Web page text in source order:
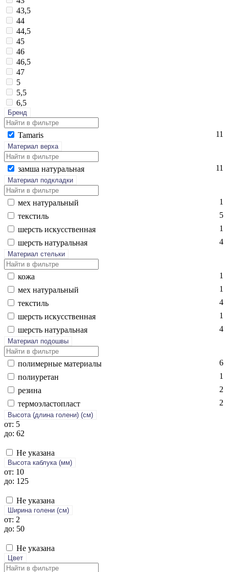
43,5
44
44,5
45
46
46,5
47
5
5,5
6,5
Бренд
Ta­maris 11
Материал верха
зам­ша на­тураль­ная 11
Материал подкладки
мех на­тураль­ный
1
текс­тиль
5
шерсть ис­кусс­твен­ная
1
шерсть на­тураль­ная
4
Материал стельки
ко­жа
1
мех на­тураль­ный
1
текс­тиль
4
шерсть ис­кусс­твен­ная
1
шерсть на­тураль­ная
4
Материал подошвы
по­лимер­ные ма­тери­алы
6
по­ли­уре­тан
1
ре­зина
2
тер­мо­элас­топласт
2
Высота (длина голени) (cм)
от: 5
до: 62
Не указана
Высота каблука (мм)
от: 10
до: 125
Не указана
Ширина голени (см)
от: 2
до: 50
Не указана
Цвет